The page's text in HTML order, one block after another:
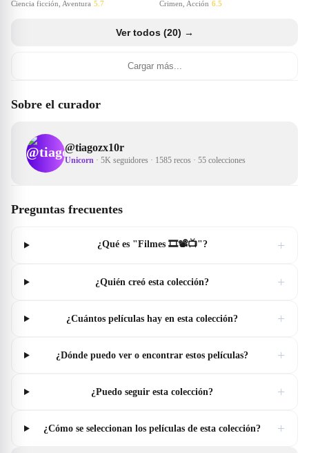
Ciencia ficción, Aventura 5.7 Crimen, Acción 6.5
Ver todos (20) →
Cargar más...
Sobre el curador
@tiagozx10r
Unicorn · 5K seguidores · 1585 recos · 55 colecciones
Preguntas frecuentes
¿Qué es "Filmes 🎞📽📺"? +
¿Quién creó esta colección? +
¿Cuántos películas hay en esta colección? +
¿Dónde puedo ver o encontrar estos películas? +
¿Puedo seguir esta colección? +
¿Cómo se seleccionan los películas de esta colección? +